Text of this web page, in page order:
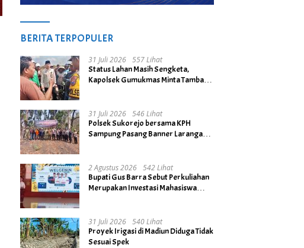
BERITA TERPOPULER
31 Juli 2026
557 Lihat
Status Lahan Masih Sengketa,
Kapolsek Gumukmas Minta Tambang
31 Juli 2026
546 Lihat
Polsek Sukorejo bersama KPH
Sampung Pasang Banner Larangan
2 Agustus 2026
542 Lihat
Bupati Gus Barra Sebut Perkuliahan
Merupakan Investasi Mahasiswa
31 Juli 2026
540 Lihat
Proyek Irigasi di Madiun Diduga Tidak
Sesuai Spek